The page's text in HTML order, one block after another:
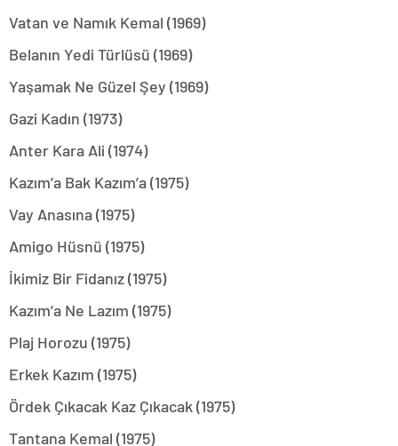
Vatan ve Namık Kemal (1969)
Belanın Yedi Türlüsü (1969)
Yaşamak Ne Güzel Şey (1969)
Gazi Kadın (1973)
Anter Kara Ali (1974)
Kazım’a Bak Kazım’a (1975)
Vay Anasına (1975)
Amigo Hüsnü (1975)
İkimiz Bir Fidanız (1975)
Kazım’a Ne Lazım (1975)
Plaj Horozu (1975)
Erkek Kazım (1975)
Ördek Çıkacak Kaz Çıkacak (1975)
Tantana Kemal (1975)